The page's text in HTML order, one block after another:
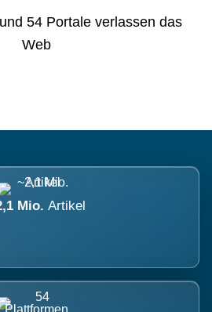
54 Portale verlassen das
Web
Mio. Artikel